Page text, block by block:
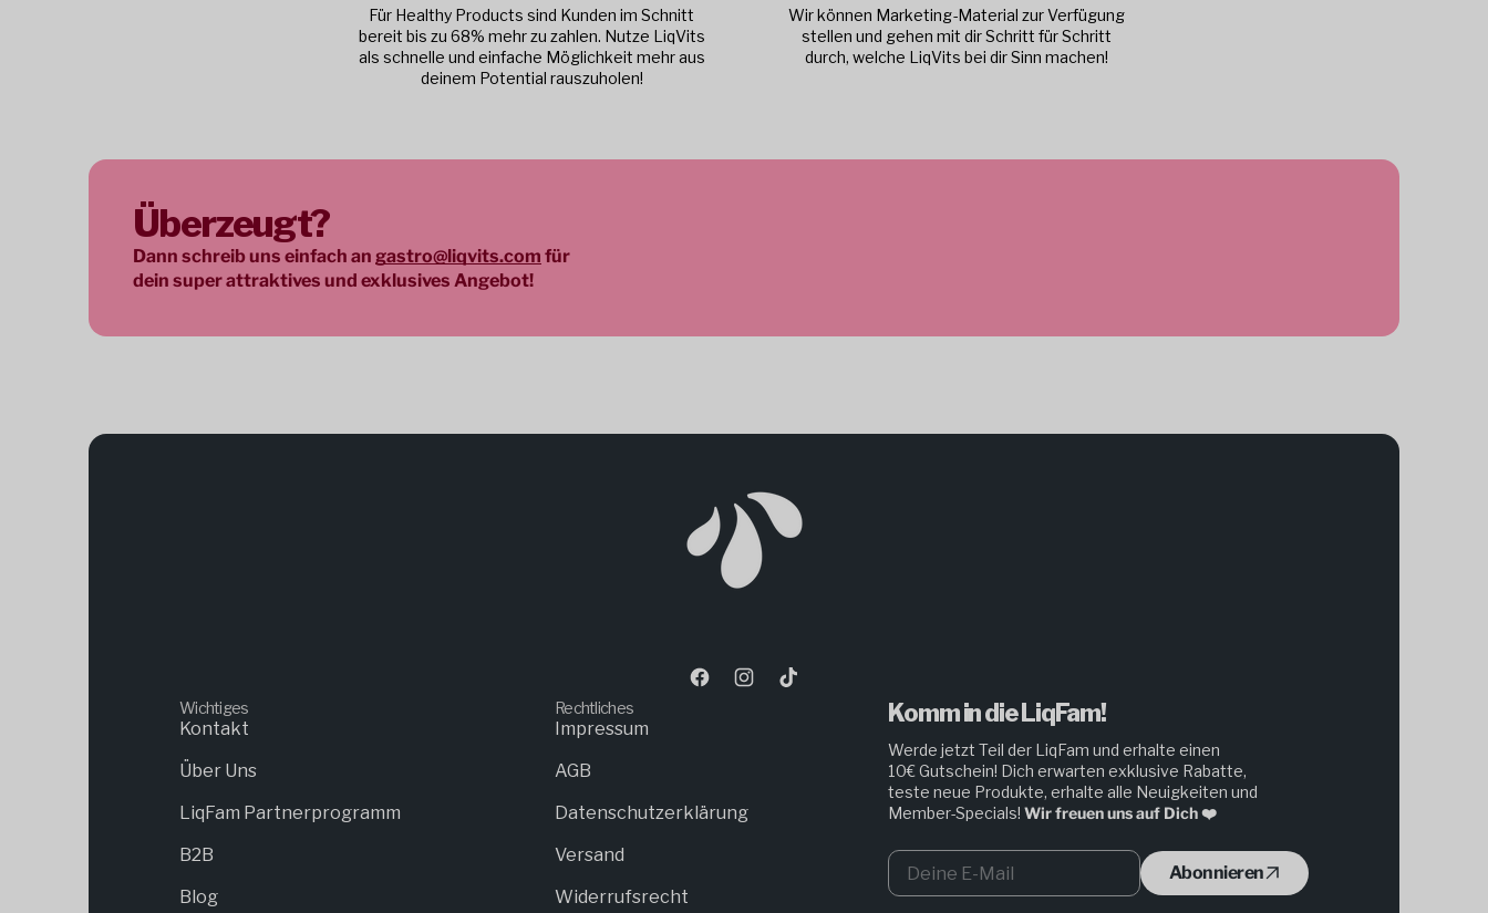
Für Healthy Products sind Kunden im Schnitt
bereit bis zu 68% mehr zu zahlen. Nutze LiqVits
als schnelle und einfache Möglichkeit mehr aus
deinem Potential rauszuholen!
Wir können Marketing-Material zur Verfügung
stellen und gehen mit dir Schritt für Schritt
durch, welche LiqVits bei dir Sinn machen!
Überzeugt?
Dann schreib uns einfach an gastro@liqvits.com für
dein super attraktives und exklusives Angebot!
Facebook
Instagram
TikTok
Wichtiges
Kontakt
Über Uns
LiqFam Partnerprogramm
B2B
Blog
Rechtliches
Impressum
AGB
Datenschutzerklärung
Versand
Widerrufsrecht
Komm in die LiqFam!
Werde jetzt Teil der LiqFam und erhalte einen
10€ Gutschein! Dich erwarten exklusive Rabatte,
teste neue Produkte, erhalte alle Neuigkeiten und
Member-Specials! Wir freuen uns auf Dich ❤️
Abonnieren